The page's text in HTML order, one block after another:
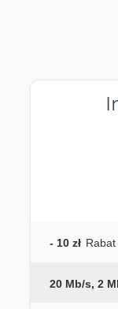
- 10 zł
20 Mb/s, 2